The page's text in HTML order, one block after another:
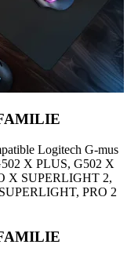
Logitech G-mus
X PLUS, G502 X
X SUPERLIGHT 2,
PRO 2